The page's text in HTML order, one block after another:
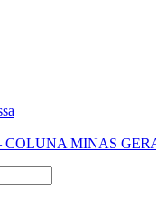
COLUNA MINAS